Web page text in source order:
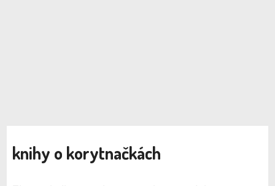
knihy o korytnačkách